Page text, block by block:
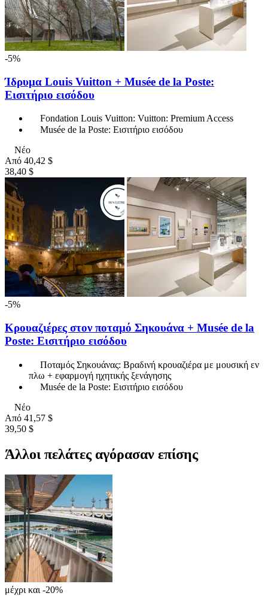
-5%
Ίδρυμα Louis Vuitton + Musée de la Poste:
Εισιτήριο εισόδου
Fondation Louis Vuitton: Vuitton: Premium Access
Musée de la Poste: Εισιτήριο εισόδου
Νέο
Από 40,42 $
38,40 $
-5%
Κρουαζιέρες στον ποταμό Σηκουάνα + Musée de la
Poste: Εισιτήριο εισόδου
Ποταμός Σηκουάνας: Βραδινή κρουαζιέρα με μουσική εν
πλω + εφαρμογή ηχητικής ξενάγησης
Musée de la Poste: Εισιτήριο εισόδου
Νέο
Από 41,57 $
39,50 $
Άλλοι πελάτες αγόρασαν επίσης
μέχρι και -20%